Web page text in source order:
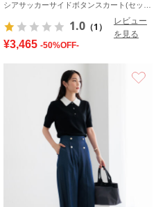
1.0 （1）
レビュー
を見る
¥3,465 -50%OFF-